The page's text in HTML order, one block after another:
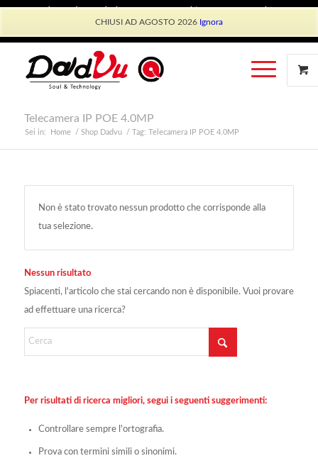
CHIUSI AD AGOSTO 2026 Ignora
Telecamera IP POE 4.0MP
Sei in: Home / Shop Dadvu / Tag: Telecamera IP POE 4.0MP
Non è stato trovato nessun prodotto che corrisponde alla
tua selezione.
Nessun risultato
Spiacenti, l'articolo che stai cercando non è disponibile. Vuoi provare
ad effettuare una ricerca?
Per risultati di ricerca migliori, segui i seguenti suggerimenti:
Controllare sempre l'ortografia.
Prova con termini simili o sinonimi.